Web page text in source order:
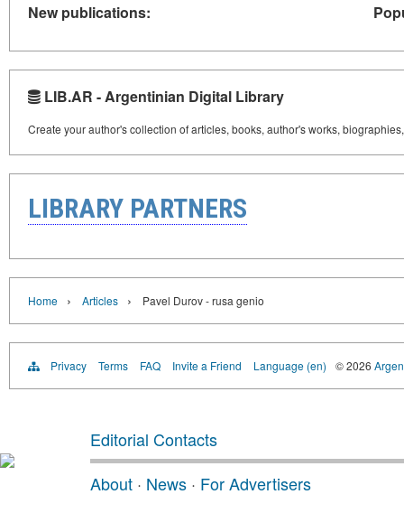
New publications:
LIB.AR - Argentinian Digital Library
Create your author's collection of articles, books, author's works,
LIBRARY PARTNERS
Home › Articles › Pavel Durov - rusa genio
Privacy Terms FAQ Invite a Friend Language (en) © 2026
Editorial Contacts
About · News · For Advertisers